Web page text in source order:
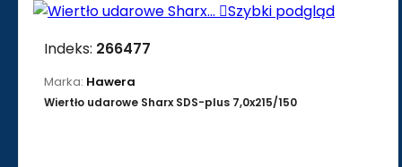
Szybki podgląd
Indeks: 266477
Marka: Hawera
Wiertło udarowe Sharx SDS-plus 7,0x215/150